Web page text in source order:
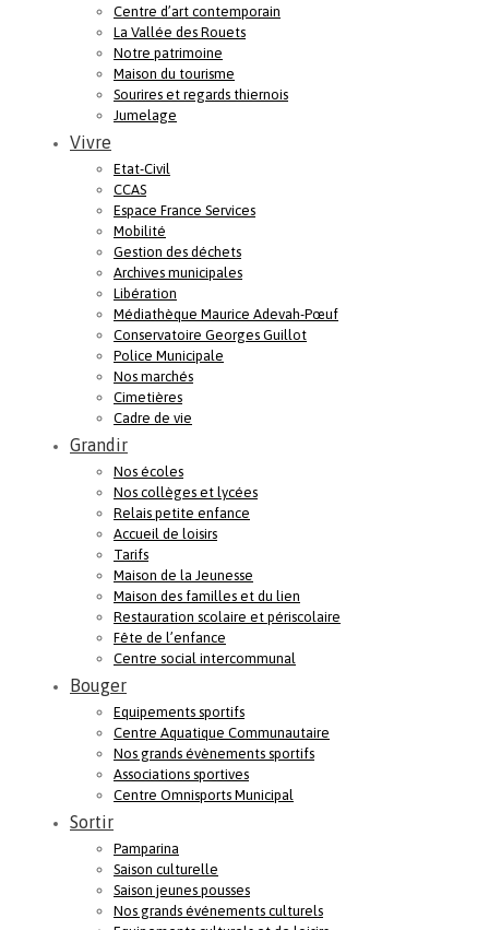
Centre d’art contemporain
La Vallée des Rouets
Notre patrimoine
Maison du tourisme
Sourires et regards thiernois
Jumelage
Vivre
Etat-Civil
CCAS
Espace France Services
Mobilité
Gestion des déchets
Archives municipales
Libération
Médiathèque Maurice Adevah-Pœuf
Conservatoire Georges Guillot
Police Municipale
Nos marchés
Cimetières
Cadre de vie
Grandir
Nos écoles
Nos collèges et lycées
Relais petite enfance
Accueil de loisirs
Tarifs
Maison de la Jeunesse
Maison des familles et du lien
Restauration scolaire et périscolaire
Fête de l’enfance
Centre social intercommunal
Bouger
Equipements sportifs
Centre Aquatique Communautaire
Nos grands évènements sportifs
Associations sportives
Centre Omnisports Municipal
Sortir
Pamparina
Saison culturelle
Saison jeunes pousses
Nos grands événements culturels